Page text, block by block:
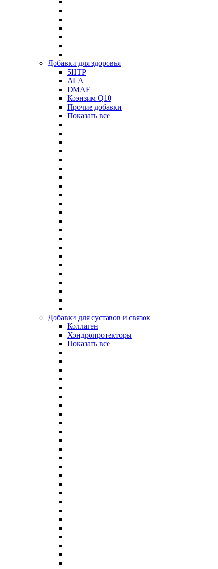
Добавки для здоровья
5HTP
ALA
DMAE
Коэнзим Q10
Прочие добавки
Показать все
Добавки для суставов и связок
Коллаген
Хондропротекторы
Показать все